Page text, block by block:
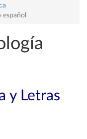
español
y Letras